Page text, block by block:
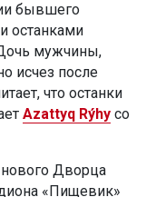
бывшего
останками
мужчины,
исчез после
что останки
Azattyq Rýhy со
Дворца
«Пищевик»